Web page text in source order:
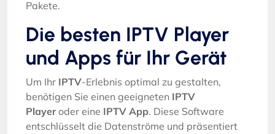
Pakete.
Die besten IPTV Player
und Apps für Ihr Gerät
Um Ihr IPTV-Erlebnis optimal zu gestalten,
benötigen Sie einen geeigneten IPTV
Playeroder eine IPTV App. Diese Software
entschlüsselt die Datenströme und präsentiert